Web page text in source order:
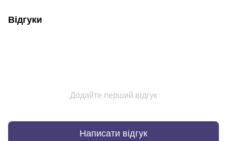
Відгуки
Додайте перший відгук
Написати відгук